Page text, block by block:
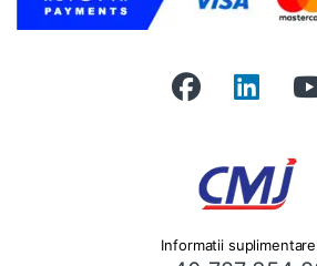
Informatii